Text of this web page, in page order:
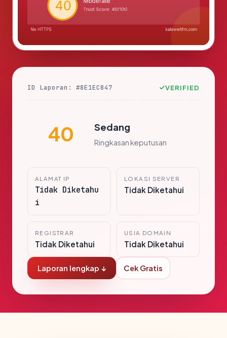
ID Laporan: #8E1EC847 VERIFIED
40 Sedang
Ringkasan keputusan
ALAMAT IP
Tidak Diketahu
i
LOKASI SERVER
Tidak Diketahui
REGISTRAR
Tidak Diketahui
USIA DOMAIN
Tidak Diketahui
Laporan lengkap ↓ Cek Gratis